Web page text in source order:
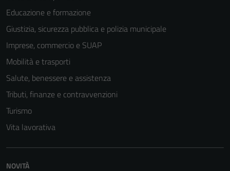
Educazione e formazione
Giustizia, sicurezza pubblica e polizia municipale
Imprese, commercio e SUAP
Mobilità e trasporti
Salute, benessere e assistenza
Tributi, finanze e contravvenzioni
Turismo
Vita lavorativa
NOVITÀ